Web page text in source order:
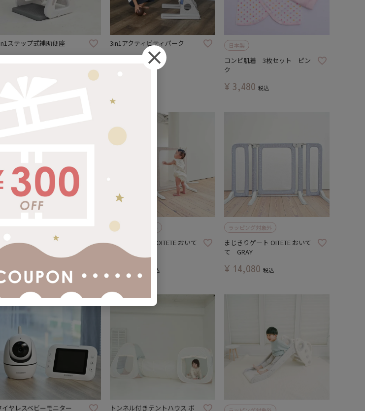
ステップ式補助便座 3in1アクティビティパーク 日本製
コンビ肌着 3枚セット ピン
ク
¥ 3,480 税込
セーフティゲート スムース ベ
ュ
5,980 税込
ラッピング対象外
まじきりゲート OITETE おいて
て BEIGE
税込
ラッピング対象外
まじきりゲート OITETE おいて
て GRAY
¥ 14,080 税込
イヤレスベビーモニター
トンネル付きテントハウス ボ